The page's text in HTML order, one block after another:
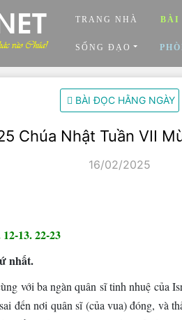
TRANG NHÀ BÀI
SỐNG ĐẠO
BÀI ĐỌC HẰNG NGÀY
Chúa Nhật Tuần VII
16/02/2025
13. 22-23
nhất.
với ba ngàn quân sĩ tinh nhuệ của
đến nơi quân sĩ (của vua) đóng, và